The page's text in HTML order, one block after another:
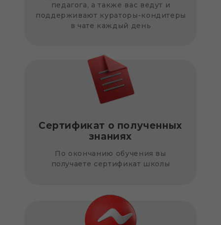
Сертификат о полученных
знаниях
По окончанию обучения вы
получаете сертификат школы
педагога, а также вас ведут и
поддерживают кураторы-кондитеры
в чате каждый день